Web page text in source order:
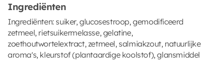
Ingrediënten
Ingrediënten: suiker, glucosestroop, gemodificeerd
zetmeel, rietsuikermelasse, gelatine,
zoethoutwortelextract, zetmeel, salmiakzout, natuurlijke
aroma's, kleurstof (plantaardige koolstof), glansmiddel